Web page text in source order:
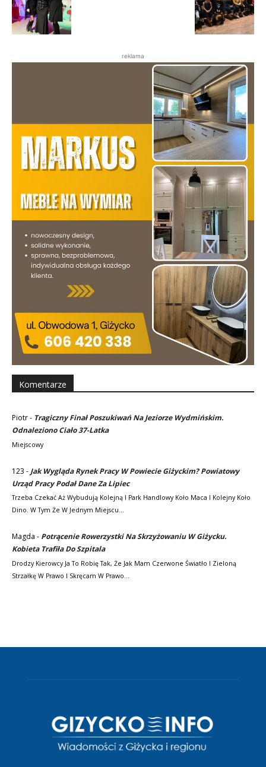
reklama
Komentarze
Piotr- Tragiczny Finał Poszukiwań Na Jeziorze Wydmińskim.
Odnaleziono Ciało 37-Latka
Miejscowy
123 - Jak Wygląda Rynek Pracy W Powiecie Giżyckim? Powiatowy
Urząd Pracy Podał Dane Za Lipiec
Trzeba Czekać Aż Wybudują Kolejną I Park Handlowy Koło Maca I Kolejny Koło
Dino. W Tym Że W Jednym Miejscu…
Magda - Potrącenie Rowerzystki Na Skrzyżowaniu W Giżycku.
Kobieta Trafiła Do Szpitala
Drodzy Kierowcy Ja To Robię Tak, Że Jak Mam Czerwone Światło I Zieloną
Strzałkę W Prawo I Skręcam W Prawo…